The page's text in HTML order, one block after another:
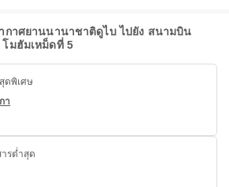
กาศยานนานาชาติดูไบ ไปยัง สนามบิน
มฮัมเหม็ดที่ 5
ดพิเศษ
า
รต่ำสุด